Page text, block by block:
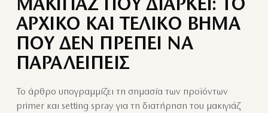
ΜΑΚΙΓΙΑΖ ΠΟΥ ΔΙΑΡΚΕΙ: ΤΟ
ΑΡΧΙΚΟ ΚΑΙ ΤΕΛΙΚΟ ΒΗΜΑ
ΠΟΥ ΔΕΝ ΠΡΕΠΕΙ ΝΑ
ΠΑΡΑΛΕΙΠΕΙΣ
Το άρθρο υπογραμμίζει τη σημασία των προϊόντων
primer και setting spray για τη διατήρηση του μακιγιάζ